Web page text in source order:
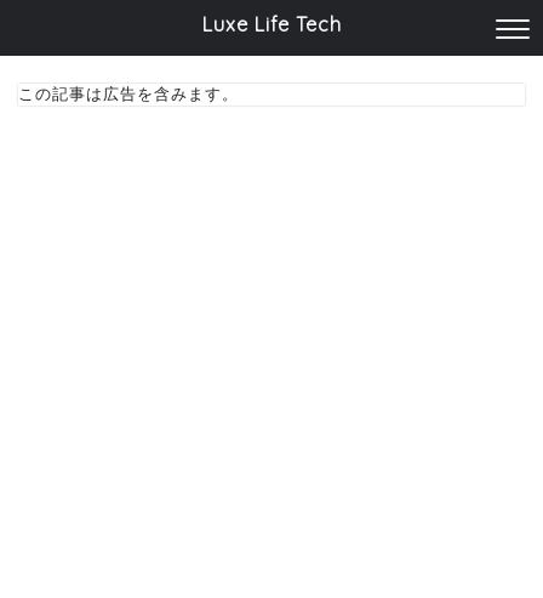
Luxe Life Tech
この記事は広告を含みます。